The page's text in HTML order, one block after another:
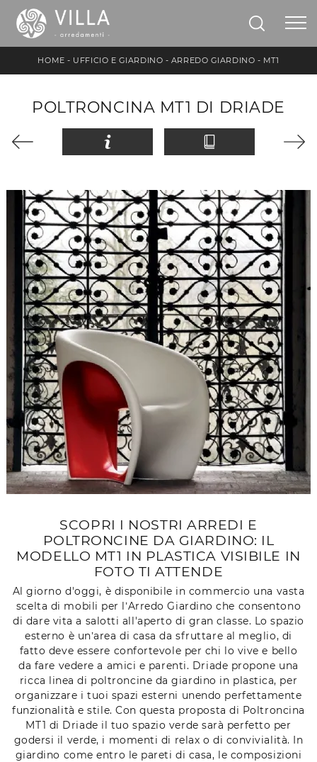
HOME - UFFICIO E GIARDINO - ARREDO GIARDINO - MT1
POLTRONCINA MT1 DI DRIADE
SCOPRI I NOSTRI ARREDI E
POLTRONCINE DA GIARDINO: IL
MODELLO MT1 IN PLASTICA VISIBILE IN
FOTO TI ATTENDE
Al giorno d'oggi, è disponibile in commercio una vasta
scelta di mobili per l’Arredo Giardino che consentono
di dare vita a salotti all'aperto di gran classe. Lo spazio
esterno è un’area di casa da sfruttare al meglio, di
fatto deve essere confortevole per chi lo vive e bello
da fare vedere a amici e parenti. Driade propone una
ricca linea di poltroncine da giardino in plastica, per
organizzare i tuoi spazi esterni unendo perfettamente
funzionalità e stile. Con questa proposta di Poltroncina
MT1 di Driade il tuo spazio verde sarà perfetto per
godersi il verde, i momenti di relax o di convivialità. In
giardino come entro le pareti di casa, le composizioni